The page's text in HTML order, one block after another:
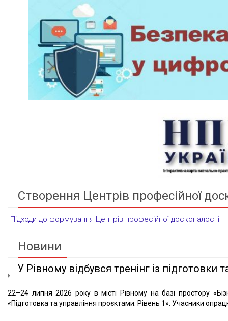
Створення Центрів професійної
Підходи до формування Центрів професійної досконалості
Новини
У Рівному відбувся тренінг із підготовки
22–24 липня 2026 року в місті Рівному на базі простору
«Підготовка та управління проєктами. Рівень 1». Учасники